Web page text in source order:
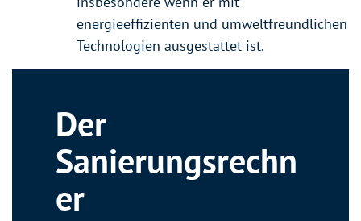
energieeffizienten und umweltfreundlichen
Technologien ausgestattet ist.
Der
Sanierungsrechn
er